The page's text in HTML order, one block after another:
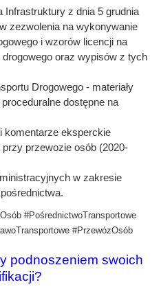
Infrastruktury z dnia 5 grudnia
zezwolenia na wykonywanie
i wzorów licencji na
oraz wypisów z tych
Drogowego - materiały
dostępne na
komentarze eksperckie
przewozie osób (2020-
w zakresie
#PośrednictwoTransportowe
#PrzewózOsób
podnoszeniem swoich